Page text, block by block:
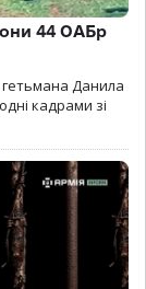
44 ОАБр
гетьмана Данила
кадрами зі